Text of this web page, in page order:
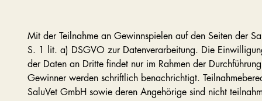
Mit der Teilnahme an Gewinnspielen auf den Seiten der
S. 1 lit. a) DSGVO zur Datenverarbeitung. Die
der Daten an Dritte findet nur im Rahmen der
Gewinner werden schriftlich benachrichtigt.
SaluVet GmbH sowie deren Angehörige sind nicht